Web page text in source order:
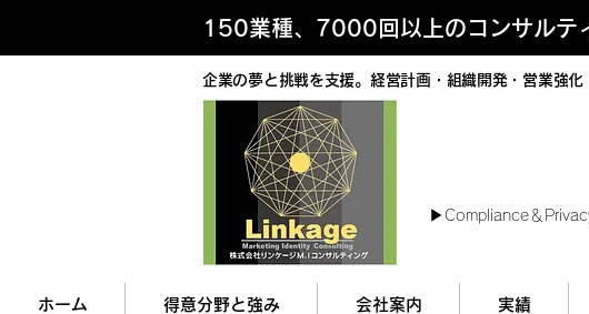
150業種、7000回以上のコンサルテ
企業の夢と挑戦を支援。経営計画・組織開発・営業強
▶︎Compliance＆
ホーム 得意分野と強み 会社案内 実績